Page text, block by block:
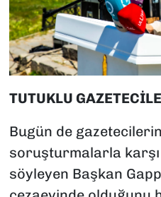
TUTUKLU
Bugün de
soruşturmalarla
söyleyen Başkan